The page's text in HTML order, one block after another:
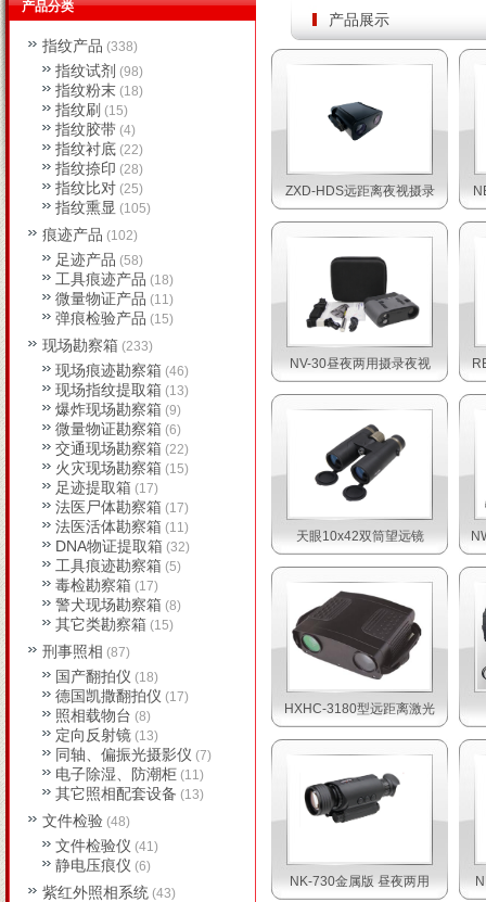
产品展示
ZXD-HDS远距离夜视摄录
NV-30昼夜两用摄录夜视
天眼10x42双筒望远镜
HXHC-3180型远距离激光
NK-730金属版 昼夜两用
产品分类
指纹产品 (338)
指纹试剂 (98)
指纹粉末 (18)
指纹刷 (15)
指纹胶带 (4)
指纹衬底 (22)
指纹捺印 (28)
指纹比对 (25)
指纹熏显 (105)
痕迹产品 (102)
足迹产品 (58)
工具痕迹产品 (18)
微量物证产品 (11)
弹痕检验产品 (15)
现场勘察箱 (233)
现场痕迹勘察箱 (46)
现场指纹提取箱 (13)
爆炸现场勘察箱 (9)
微量物证勘察箱 (6)
交通现场勘察箱 (22)
火灾现场勘察箱 (15)
足迹提取箱 (17)
法医尸体勘察箱 (17)
法医活体勘察箱 (11)
DNA物证提取箱 (32)
工具痕迹勘察箱 (5)
毒检勘察箱 (17)
警犬现场勘察箱 (8)
其它类勘察箱 (15)
刑事照相 (87)
国产翻拍仪 (18)
德国凯撒翻拍仪 (17)
照相载物台 (8)
定向反射镜 (13)
同轴、偏振光摄影仪 (7)
电子除湿、防潮柜 (11)
其它照相配套设备 (13)
文件检验 (48)
文件检验仪 (41)
静电压痕仪 (6)
紫红外照相系统 (43)